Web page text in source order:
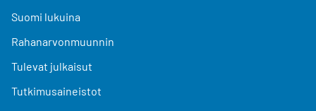
Suomi lukuina
Rahanarvonmuunnin
Tulevat julkaisut
Tutkimusaineistot